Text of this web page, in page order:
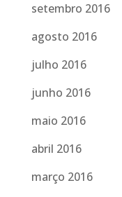
setembro 2016
agosto 2016
julho 2016
junho 2016
maio 2016
abril 2016
março 2016